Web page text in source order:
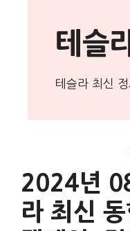
테슬
테슬라 최신 정
2024년
라 최신